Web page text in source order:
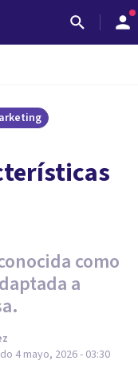
como
a
4 mayo, 2026 - 03:30